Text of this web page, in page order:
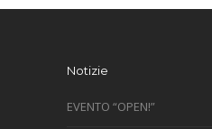
Notizie
EVENTO “OPEN!”